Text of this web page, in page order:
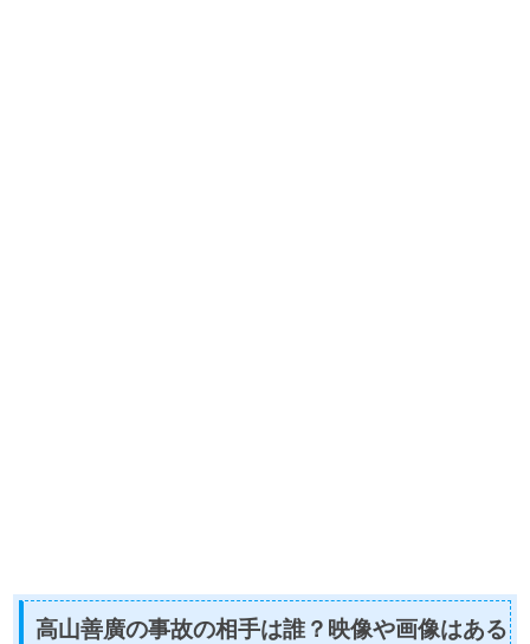
高山善廣の事故の相手は誰？映像や画像はある